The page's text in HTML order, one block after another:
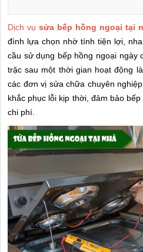
Dịch vụ sửa bếp hồng ngoại tại
đình lựa chọn nhờ tính tiện lợi,
cầu sử dụng bếp hồng ngoại ngày
trặc sau một thời gian hoạt động
các đơn vị sửa chữa chuyên
khắc phục lỗi kịp thời, đảm bảo
chi phí.